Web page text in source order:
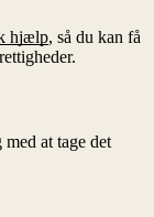
hjælp, så du kan få
at tage det